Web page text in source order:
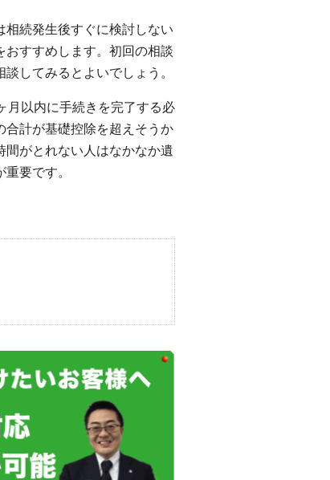
続発生後すぐに検討しない
おすすめします。初回の相談
してみるとよいでしょう。
月以内に手続きを完了する必
合計が基礎控除を超えそうか
間がとれない人はなかなか遺
要です。